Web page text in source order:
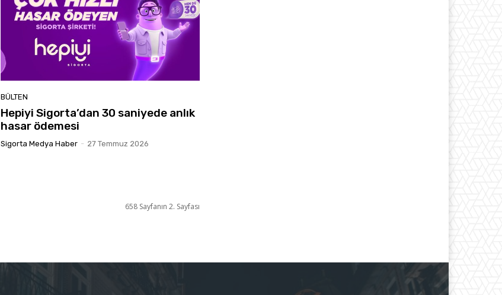
BÜLTEN
Hepiyi Sigorta’dan 30 saniyede anlık
hasar ödemesi
Sigorta Medya Haber - 27 Temmuz 2026
658 Sayfanın 2. Sayfası